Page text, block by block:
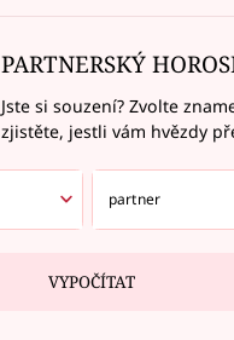
PARTNERSKÝ
Jste si souzení? Zvolte
zjistěte, jestli vám hvězdy
VYPOČÍTAT